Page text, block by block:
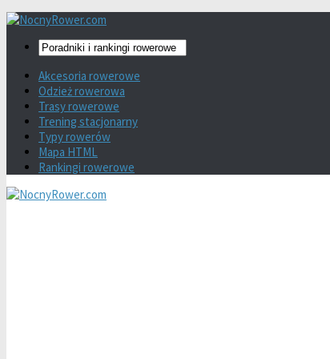
Akcesoria rowerowe
Odzież rowerowa
Trasy rowerowe
Trening stacjonarny
Typy rowerów
Mapa HTML
Rankingi rowerowe